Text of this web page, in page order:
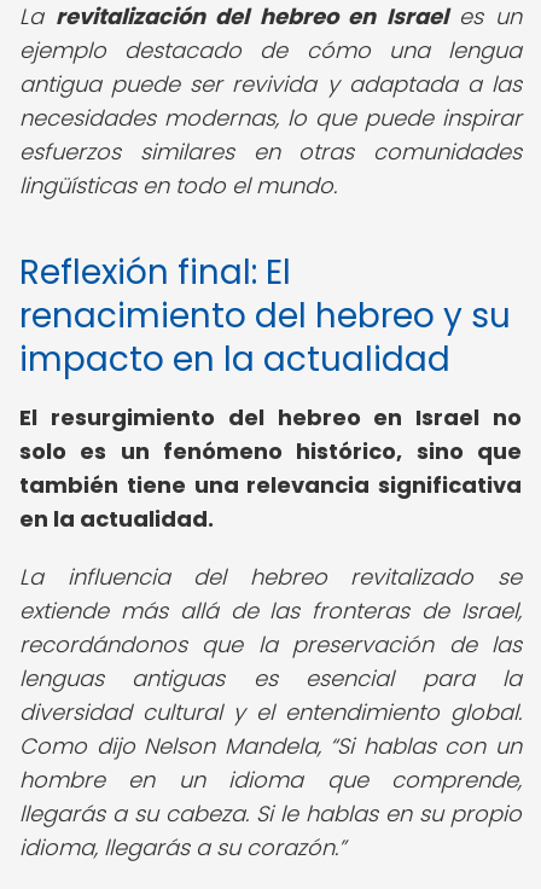
La revitalización del hebreo en Israeles un
ejemplo destacado de cómo una lengua
antigua puede ser revivida y adaptada a las
necesidades modernas, lo que puede inspirar
esfuerzos similares en otras comunidades
lingüísticas en todo el mundo.
Reflexión final: El
renacimiento del hebreo y su
impacto en la actualidad
El resurgimiento del hebreo en Israel no
solo es un fenómeno histórico, sino que
también tiene una relevancia significativa
en la actualidad.
La influencia del hebreo revitalizado se
extiende más allá de las fronteras de Israel,
recordándonos que la preservación de las
lenguas antiguas es esencial para la
diversidad cultural y el entendimiento global.
Como dijo Nelson Mandela, Si hablas con un
hombre en un idioma que comprende,
llegarás a su cabeza. Si le hablas en su propio
idioma, llegarás a su corazón.